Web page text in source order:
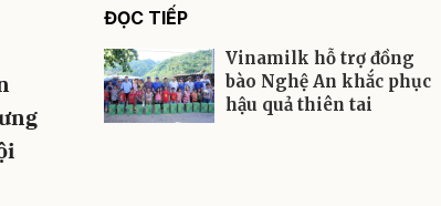
ĐỌC TIẾP
Vinamilk hỗ trợ đồng
bào Nghệ An khắc phục
hậu quả thiên tai
Hủy Gửi